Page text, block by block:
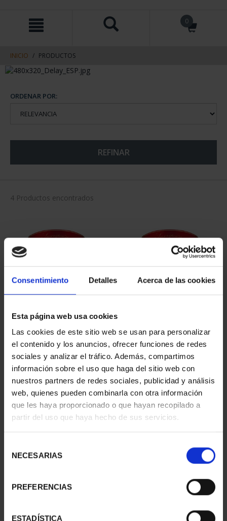
Consentimiento Detalles Acerca de las cookies
Esta página web usa cookies
Las cookies de este sitio web se usan para personalizar
el contenido y los anuncios, ofrecer funciones de redes
sociales y analizar el tráfico. Además, compartimos
información sobre el uso que haga del sitio web con
nuestros partners de redes sociales, publicidad y análisis
web, quienes pueden combinarla con otra información
que les haya proporcionado o que hayan recopilado a
partir del uso que haya hecho de sus servicios.
NECESARIAS
PREFERENCIAS
ESTADÍSTICA
navegacin
0
INICIO PRODUCTOS
REFINAR
SUSCRIPCIÓN
CAPITALES DE
PROVINCIA 1
949,00 €
Sólo para usuarios
registrados
SUSCRIPCIÓN
CAPITALES DE
PROVINCIA 2
949,00 €
Sólo para usuarios
registrados